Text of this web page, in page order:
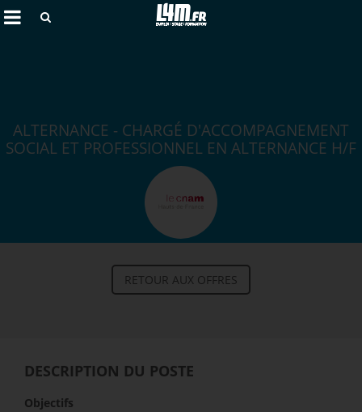
Annuler
RETOUR AUX OFFRES
ALTERNANCE - CHARGÉ D'ACCOMPAGNEMENT
SOCIAL ET PROFESSIONNEL EN ALTERNANCE H/F
DESCRIPTION DU POSTE
Objectifs